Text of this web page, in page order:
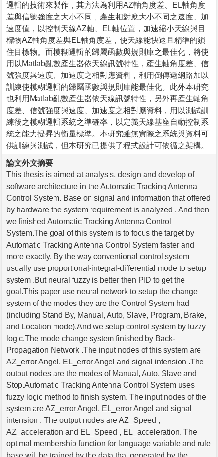
邏輯的技術來製作，其方法為利用AZ軸角度差、EL軸角度
差與信號強度之大小不同，產生相對應大小不同之速度、加
速度值，以控制天線AZ軸、EL軸位置，加速縮小天線與目
標物AZ軸角度差與EL軸角度差，使天線能快速且精準的鎖
住目標物。而模糊邏輯的歸屬函數與規則庫之最佳化，將使
用以Matlab亂數產生器依天線訊號特性，產生軸角度差、信
號強度與速度、加速度之相對應資料，利用倒傳遞網路加以
訓練使模糊邏輯的歸屬函數與規則庫能最佳化。此外本研究
也利用Matlab亂數產生器依天線訊號特性，另外再產生軸角
度差、信號強度與速度、加速度之相對應資料，用以測試訓
練後之模糊邏輯系統之準確率，以定義天線基座自動控制系
統之能力提昇的衡量標準。本研究雖無實際之系統與資料可
供訓練與測試，但本研究已提供了程式設計可依循之架構。
論文外文摘要
This thesis is aimed at analysis, design and develop of
software architecture in the Automatic Tracking Antenna
Control System. Base on signal and information that offered
by hardware the system requirement is analyzed . And then
we finished Automatic Tracking Antenna Control
System.The goal of this system is to focus the target by
Automatic Tracking Antenna Control System faster and
more exactly. By the way conventional control system
usually use proportional-integral-differential mode to setup
system .But neural fuzzy is better then PID to get the
goal.This paper use neural network to setup the change
system of the modes they are the Control System had
(including Stand By, Manual, Auto, Slave, Program, Brake,
and Location mode).And we setup control system by fuzzy
logic.The mode change system finished by Back-
Propagation Network .The input nodes of this system are
AZ_error Angel, EL_error Angel and signal intension .The
output nodes are the modes of Manual, Auto, Slave and
Stop.Automatic Tracking Antenna Control System uses
fuzzy logic method to finish system. The input nodes of the
system are AZ_error Angel, EL_error Angel and signal
intension . The output nodes are AZ_Speed ,
AZ_acceleration and EL_Speed , EL_acceleration. The
optimal membership function for language variable and rule
base will be trained by the data that generated by the